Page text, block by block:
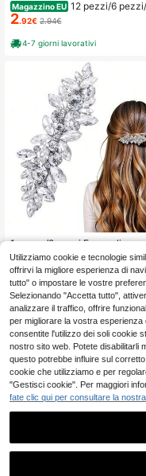
Magazzino EU 12 pezzi/6
zzi Fermagli per capelli in
forma di fiore mini, fermagli
da donna, accessori per capelli
ni, accessori per capelli,
r frangia, artigli per capelli
2.92€ 2.94€
4-7 giorni lavorativi
1 pezzo/2 pezzi Fermagli per
i con fiori in strass, stile
principessa, accessori per
a sposa e damigella d'onore
rimonio, adatti per
colte, appuntamenti, feste,
ni, estate, vacanze, viaggi
#1 Bestseller
2.96€
Utilizziamo cookie e tecnologie
offrirvi la migliore esperienza di
tutto" o impostare le vostre
Selezionando "Accetta tutto",
analizzare il traffico, offrire
per migliorare la vostra esperienza
consentite l'utilizzo dei soli cookie
nostro sito web. Potete disabilitarli
questo potrebbe influire sul
cookie che utilizziamo e per
"Gestisci cookie". Per maggiori
fate clic qui per consultare la